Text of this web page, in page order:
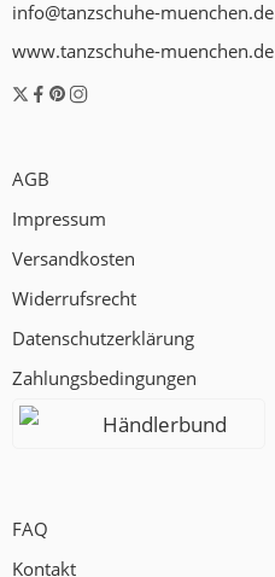
info@tanzschuhe-muenchen.de
www.tanzschuhe-muenchen.de
AGB
Impressum
Versandkosten
Widerrufsrecht
Datenschutzerklärung
Zahlungsbedingungen
Händlerbund
FAQ
Kontakt